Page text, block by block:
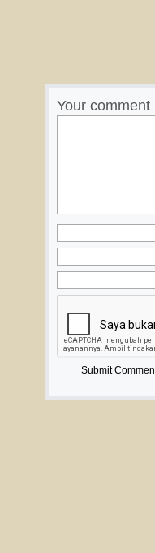
Your comment